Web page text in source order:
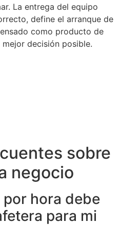
La entrega del equipo
define el arranque de
como producto de
decisión posible.
sobre
negocio
hora debe
para mi